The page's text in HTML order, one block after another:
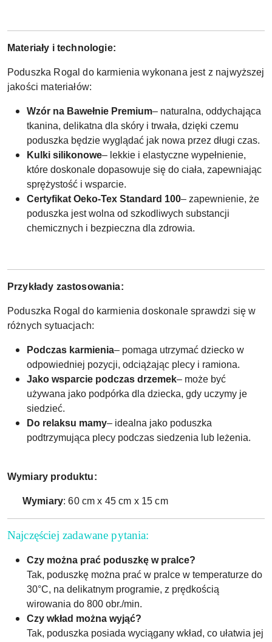
Materiały i technologie:
Poduszka Rogal do karmienia wykonana jest z najwyższej
jakości materiałów:
Wzór na Bawełnie Premium– naturalna, oddychająca
tkanina, delikatna dla skóry i trwała, dzięki czemu
poduszka będzie wyglądać jak nowa przez długi czas.
Kulki silikonowe– lekkie i elastyczne wypełnienie,
które doskonale dopasowuje się do ciała, zapewniając
sprężystość i wsparcie.
Certyfikat Oeko-Tex Standard 100– zapewnienie, że
poduszka jest wolna od szkodliwych substancji
chemicznych i bezpieczna dla zdrowia.
Przykłady zastosowania:
Poduszka Rogal do karmienia doskonale sprawdzi się w
różnych sytuacjach:
Podczas karmienia– pomaga utrzymać dziecko w
odpowiedniej pozycji, odciążając plecy i ramiona.
Jako wsparcie podczas drzemek– może być
używana jako podpórka dla dziecka, gdy uczymy je
siedzieć.
Do relaksu mamy– idealna jako poduszka
podtrzymująca plecy podczas siedzenia lub leżenia.
Wymiary produktu:
Wymiary: 60 cm x 45 cm x 15 cm
Najczęściej zadawane pytania:
Czy można prać poduszkę w pralce?
Tak, poduszkę można prać w pralce w temperaturze do
30°C, na delikatnym programie, z prędkością
wirowania do 800 obr./min.
Czy wkład można wyjąć?
Tak, poduszka posiada wyciągany wkład, co ułatwia jej